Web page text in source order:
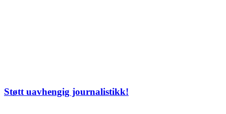
Støtt uavhengig journalistikk!